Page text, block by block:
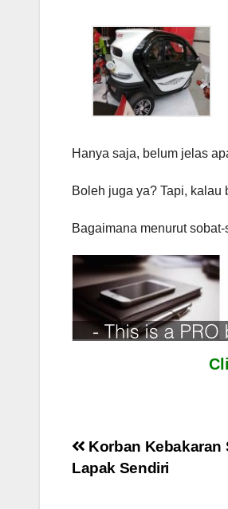
Hanya saja, belum jelas
Boleh juga ya? Tapi,
Bagaimana menurut
Post
navigation
Korban Kebakaran
Lapak Sendiri